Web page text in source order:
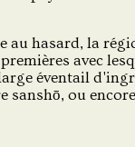
au hasard, la
avec
éventail
sanshō, ou